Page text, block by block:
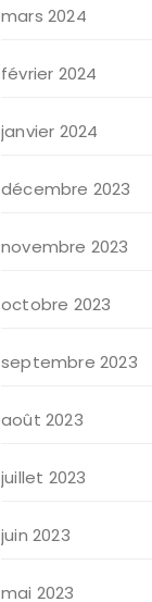
mars 2024
février 2024
janvier 2024
décembre 2023
novembre 2023
octobre 2023
septembre 2023
août 2023
juillet 2023
juin 2023
mai 2023